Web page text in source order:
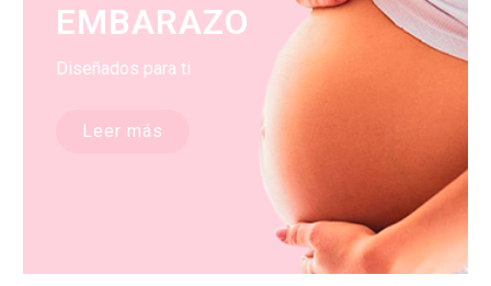
EMBARAZO
Diseñados para ti
Leer más